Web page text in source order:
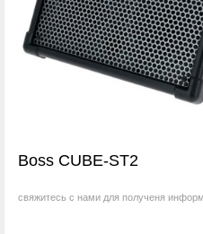
Boss CUBE-ST2
свяжитесь с нами для полученя